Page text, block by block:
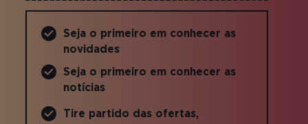
Seja o primeiro em conhecer as
novidades
Seja o primeiro em conhecer as
notícias
Tire partido das ofertas,